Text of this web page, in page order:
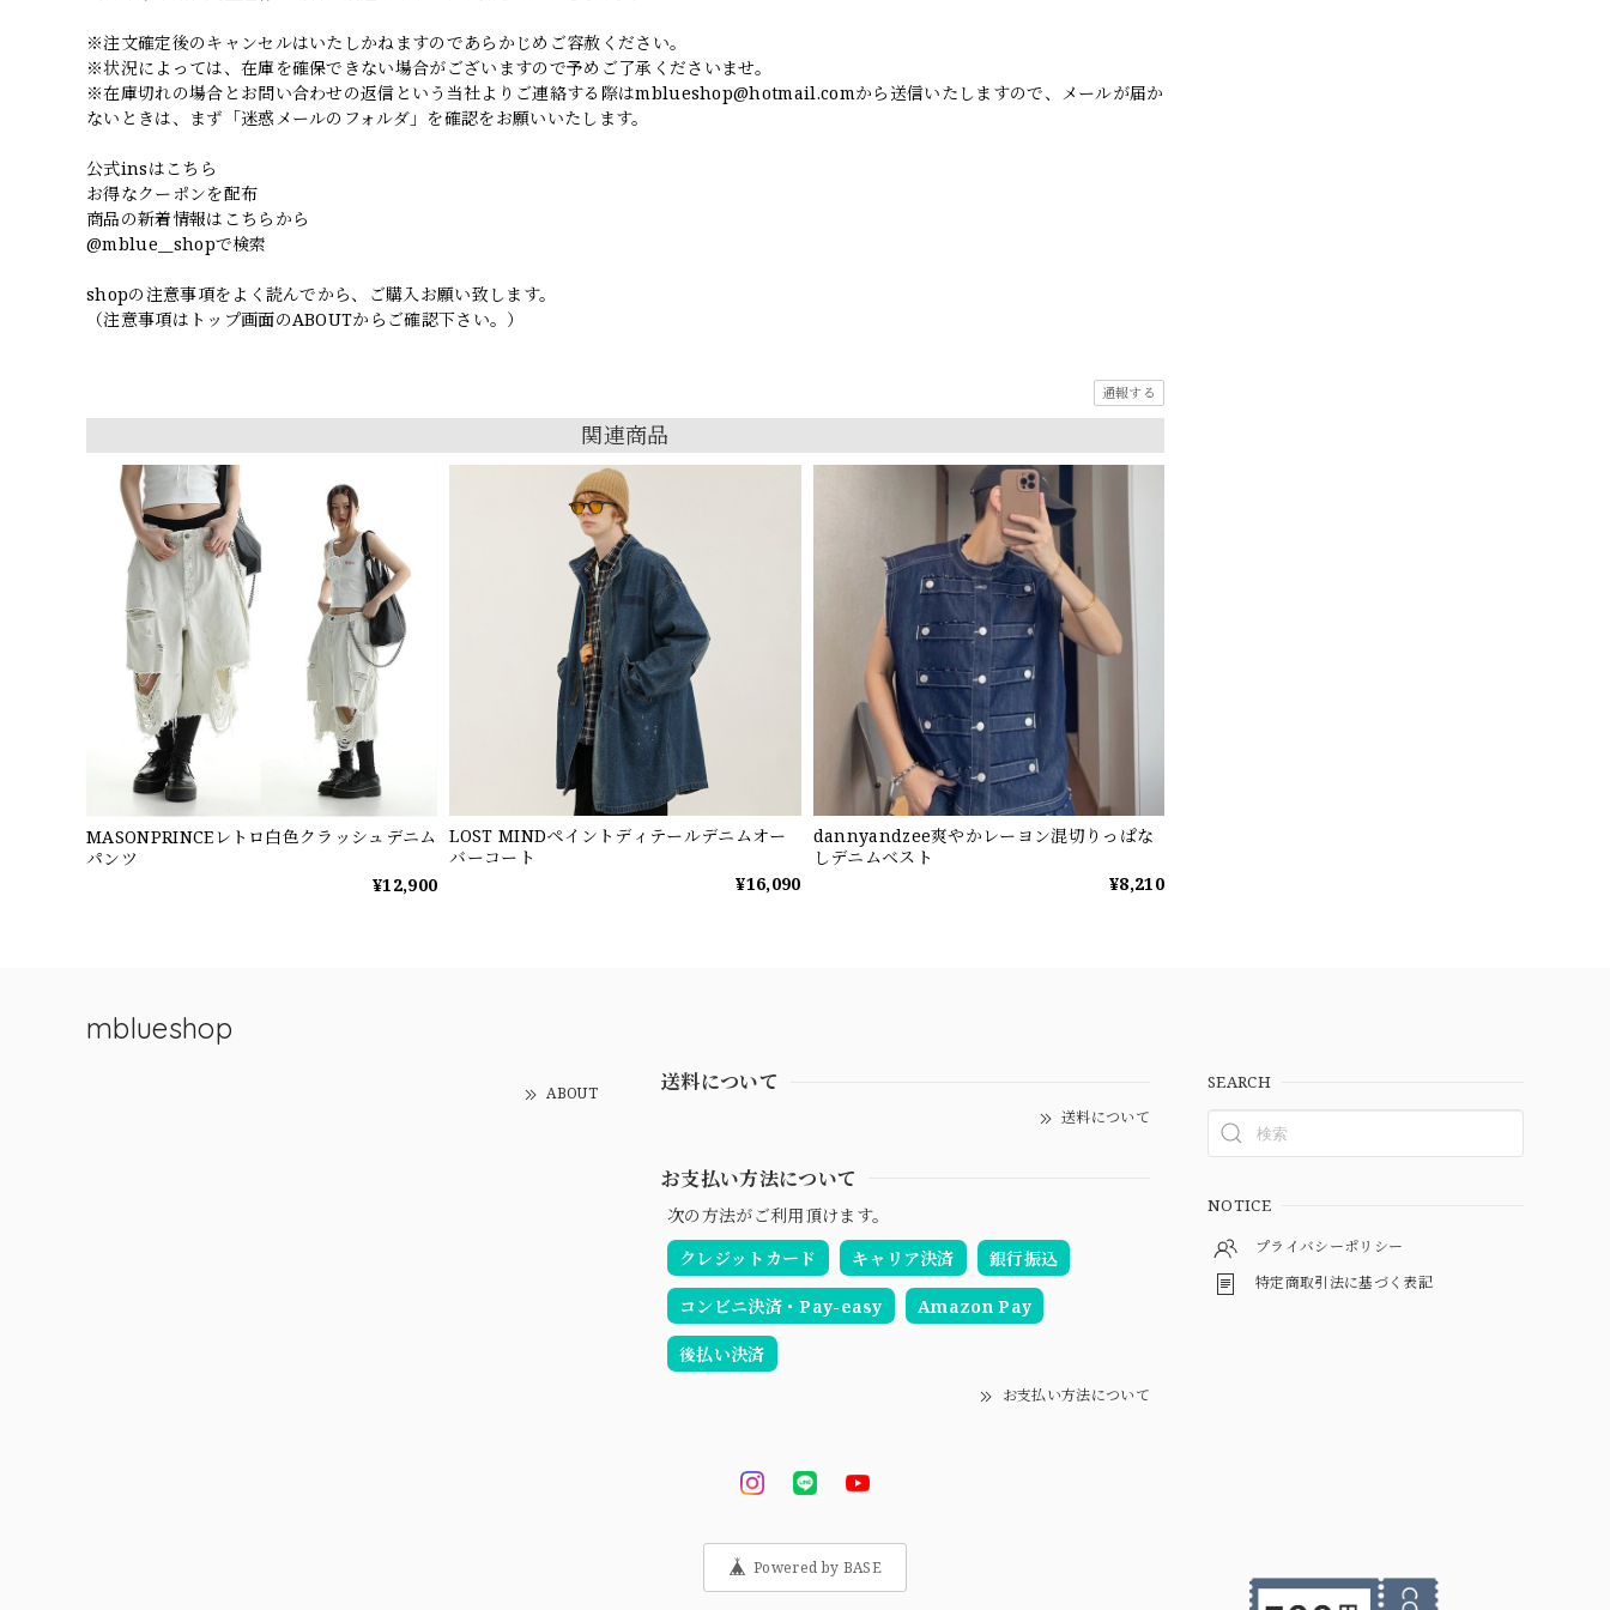
※注文確定後のキャンセルはいたしかねますのであらかじめご容赦ください。
※状況によっては、在庫を確保できない場合がございますので予めご了承くださいませ。
※在庫切れの場合とお問い合わせの返信という当社よりご連絡する際はmblueshop@hotmail.comから送信いたしますので、メールが届か
ないときは、まず「迷惑メールのフォルダ」を確認をお願いいたします。
公式insはこちら
お得なクーポンを配布
商品の新着情報はこちらから
@mblue__shopで検索
shopの注意事項をよく読んでから、ご購入お願い致します。
（注意事項はトップ画面のABOUTからご確認下さい。）
通報する
関連商品
MASONPRINCEレトロ白色クラッシュデニム
パンツ
¥12,900
LOST MINDペイントディテールデニムオー
バーコート
¥16,090
dannyandzee爽やかレーヨン混切りっぱな
しデニムベスト
¥8,210
mblueshop
ABOUT 送料について
送料について
お支払い方法について
次の方法がご利用頂けます。
クレジットカード
キャリア決済 銀行振込
コンビニ決済・Pay-easy Amazon Pay
後払い決済
お支払い方法について
SEARCH
NOTICE
プライバシーポリシー
特定商取引法に基づく表記
Powered by BASE